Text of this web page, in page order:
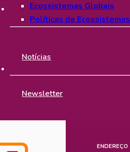
Ecossistemas Globais
Políticas de Ecossistemas
Difusão
Notícias
Newsletter
ENDEREÇO